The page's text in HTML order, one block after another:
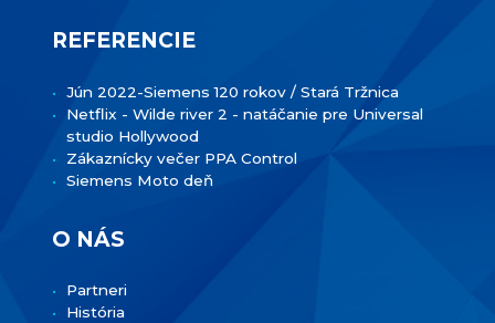
REFERENCIE
Jún 2022-Siemens 120 rokov / Stará Tržnica
Netflix - Wilde river 2 - natáčanie pre Universal
studio Hollywood
Zákaznícky večer PPA Control
Siemens Moto deň
O NÁS
Partneri
História